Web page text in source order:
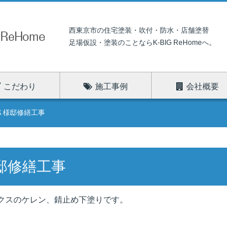
西東京市の住宅塗装・吹付・防水・店舗塗替
足場仮設・塗装のことならK-BIG ReHomeへ。
こだわり 施工事例 会社概要
様邸修繕工事
修繕工事
のケレン、錆止め下塗りです。